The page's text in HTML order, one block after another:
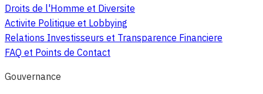
Droits de l'Homme et Diversite
Activite Politique et Lobbying
Relations Investisseurs et Transparence Financiere
FAQ et Points de Contact
Gouvernance